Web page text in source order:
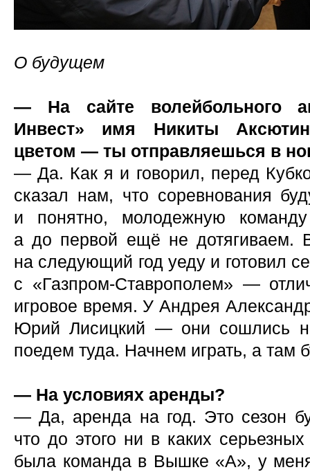
О будущем
— На сайте волейбольного
Инвест» имя Никиты
цветом — ты отправляешься в
— Да. Как я и говорил, перед
сказал нам, что соревнования
и понятно, молодежную
а до первой ещё не дотягиваем.
на следующий год уеду и готовил
с «Газпром-Ставрополем» —
игровое время. У Андрея
Юрий Лисицкий — они сошлись
поедем туда. Начнем играть, а там
— На условиях аренды?
— Да, аренда на год. Это сезон
что до этого ни в каких
была команда в Вышке «А», у